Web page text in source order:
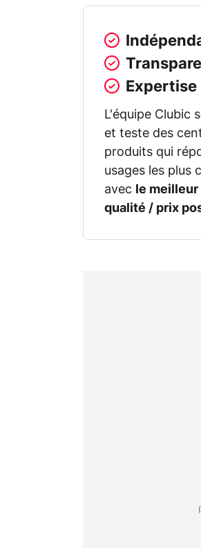
Expertise
L'équipe Clubic
et teste des
produits qui
usages les plus
avec
le
qualité / prix